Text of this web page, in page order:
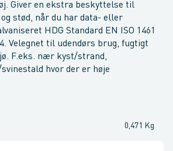
Giver en ekstra beskyttelse til
stød, når du har data- eller
HDG Standard EN ISO 1461
Velegnet til udendørs brug, fugtigt
F.eks. nær kyst/strand,
hvor der er høje
0,471 Kg